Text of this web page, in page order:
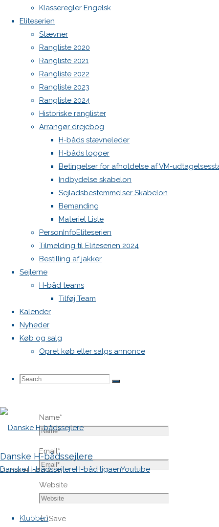
Klasseregler Engelsk
Eliteserien
Stævner
Rangliste 2020
Rangliste 2021
Rangliste 2022
Rangliste 2023
Rangliste 2024
Historiske ranglister
Arrangør drejebog
H-båds stævneleder
H-båds logoer
Betingelser for afholdelse af VM-
Indbydelse skabelon
Sejladsbestemmelser Skabelon
Bemanding
Materiel Liste
PersonInfoEliteserien
Tilmelding til Eliteserien 2024
Bestilling af jakker
Sejlerne
H-båd teams
Tilføj Team
Kalender
Nyheder
Køb og salg
Opret køb eller salgs annonce
Search
Search
Search
Danske H-bådssejlere
Dansk H-båd klub
Danske H-bådssejlereH-båd ligaenYoutube
Klubben
Previous
image
Next
image
Skriv
et
svar
Din e-
mailadresse
vil ikke
blive
publiceret.
Krævede
felter er
markeret
med
Comment
Name*
Email*
Website
Save
Botnia 1987 DEN 613
Indlægsfeed
Kommentarfeed
Back
to
Top
Danske H-bådssejlere
ligaen
©Danske H-bådssejlere